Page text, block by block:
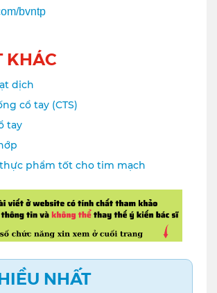
bvntp
KHÁC
dịch
cổ tay (CTS)
tay
phẩm tốt cho tim mạch
NHẤT